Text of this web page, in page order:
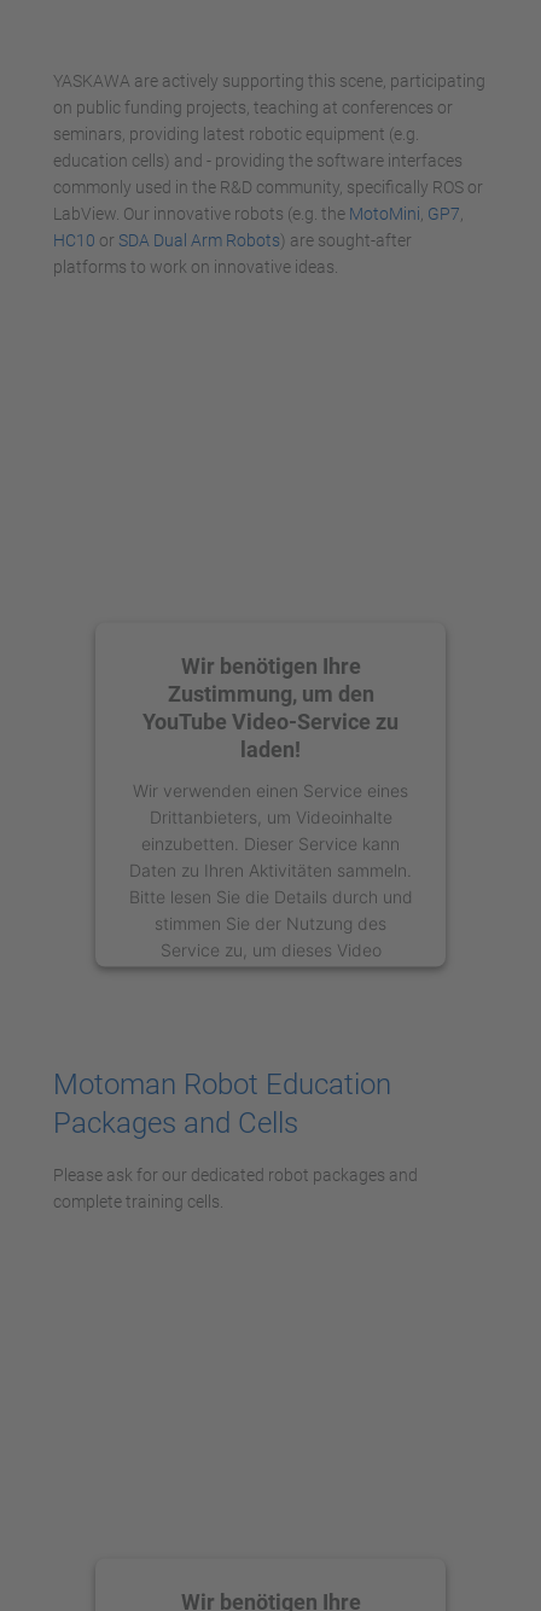
Akzeptieren
powered by
Usercentrics Consent
Management Platform
YASKAWA are actively supporting this scene, participating
on public funding projects, teaching at conferences or
seminars, providing latest robotic equipment (e.g.
education cells) and - providing the software interfaces
commonly used in the R&D community, specifically ROS or
LabView. Our innovative robots (e.g. the MotoMini GP7
HC10 or SDA Dual Arm Robots) are sought-after
platforms to work on innovative ideas.
Wir benötigen Ihre
Zustimmung, um den
YouTube Video-Service zu
laden!
Wir verwenden einen Service eines
Drittanbieters, um Videoinhalte
einzubetten. Dieser Service kann
Daten zu Ihren Aktivitäten sammeln.
Bitte lesen Sie die Details durch und
stimmen Sie der Nutzung des
Service zu, um dieses Video
anzusehen.
Management Platform
Motoman Robot Education
Packages and Cells
Please ask for our dedicated robot packages and
complete training cells.
Wir benötigen Ihre